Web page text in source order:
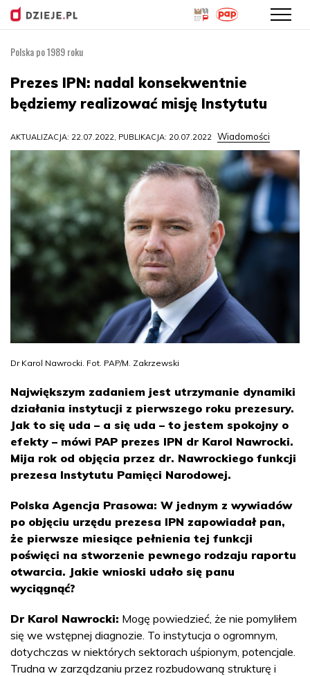
treści
Polska po 1989 roku
Prezes IPN: nadal konsekwentnie
będziemy realizować misję Instytutu
AKTUALIZACJA: 22.07.2022, PUBLIKACJA: 20.07.2022 Wiadomości
Dr Karol Nawrocki. Fot. PAP/M. Zakrzewski
Największym zadaniem jest utrzymanie dynamiki
działania instytucji z pierwszego roku prezesury.
Jak to się uda – a się uda – to jestem spokojny o
efekty – mówi PAP prezes IPN dr Karol Nawrocki.
Mija rok od objęcia przez dr. Nawrockiego funkcji
prezesa Instytutu Pamięci Narodowej.
Polska Agencja Prasowa: W jednym z wywiadów
po objęciu urzędu prezesa IPN zapowiadał pan,
że pierwsze miesiące pełnienia tej funkcji
poświęci na stworzenie pewnego rodzaju raportu
otwarcia. Jakie wnioski udało się panu
wyciągnąć?
Dr Karol Nawrocki: Mogę powiedzieć, że nie pomyliłem
się we wstępnej diagnozie. To instytucja o ogromnym,
dotychczas w niektórych sektorach uśpionym, potencjale.
Trudna w zarządzaniu przez rozbudowaną strukturę i